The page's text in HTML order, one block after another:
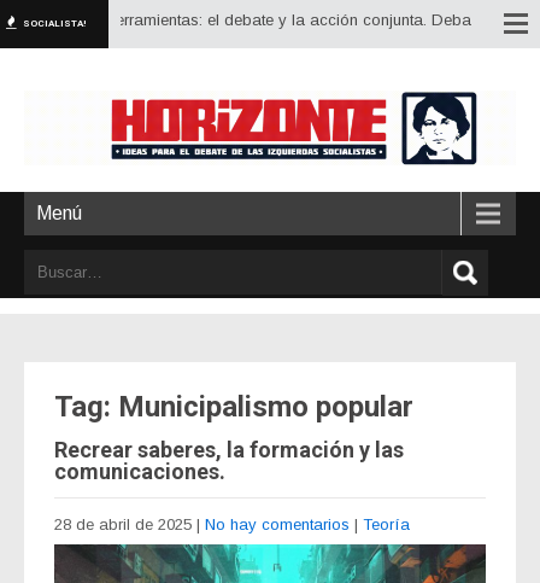
SOCIALISTA!
grandes herramientas: el debate y la acción conjunta. Debatir
Menú
Tag: Municipalismo popular
Recrear saberes, la formación y las
comunicaciones.
28 de abril de 2025 | No hay comentarios | Teoría